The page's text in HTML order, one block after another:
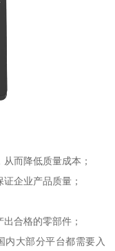
而降低质量成本；
企业产品质量；
合格的零部件；
内大部分平台都需要入